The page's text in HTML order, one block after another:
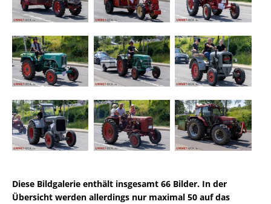
Diese Bildgalerie enthält insgesamt 66 Bilder. In der
Übersicht werden allerdings nur maximal 50 auf das